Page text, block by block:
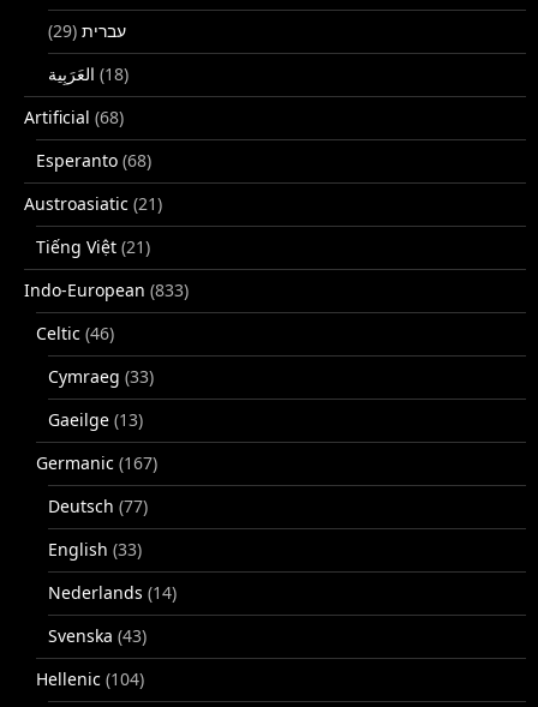
עברית (29)
(18)
Artificial (68)
Esperanto (68)
Austroasiatic (21)
Tiếng Việt (21)
Indo-European (833)
Celtic (46)
Cymraeg (33)
Gaeilge (13)
Germanic (167)
Deutsch (77)
English (33)
Nederlands (14)
Svenska (43)
Hellenic (104)